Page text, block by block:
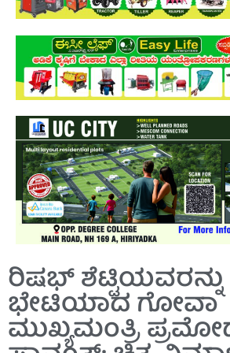
ರಿಷಭ್ ಶೆಟ್ಟಿಯವರನ್ನು
ಭೇಟಿಯಾದ ಗೋವಾ
ಮುಖ್ಯಮಂತ್ರಿ